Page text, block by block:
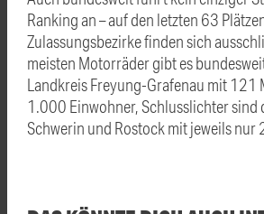
Ranking an – auf den letzten 63
Zulassungsbezirke finden sich
meisten Motorräder gibt es
Landkreis Freyung-Grafenau mit 121
1.000 Einwohner, Schlusslichter sind
Schwerin und Rostock mit jeweils nur